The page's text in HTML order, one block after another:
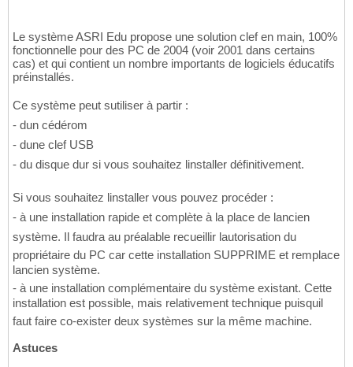
Le système ASRI Edu propose une solution clef en main, 100%
fonctionnelle pour des PC de 2004 (voir 2001 dans certains
cas) et qui contient un nombre importants de logiciels éducatifs
préinstallés.
Ce système peut sutiliser à partir :
- dun cédérom
- dune clef USB
- du disque dur si vous souhaitez linstaller définitivement.
Si vous souhaitez linstaller vous pouvez procéder :
- à une installation rapide et complète à la place de lancien
système. Il faudra au préalable recueillir lautorisation du
propriétaire du PC car cette installation SUPPRIME et remplace
lancien système.
- à une installation complémentaire du système existant. Cette
installation est possible, mais relativement technique puisquil
faut faire co-exister deux systèmes sur la même machine.
Astuces